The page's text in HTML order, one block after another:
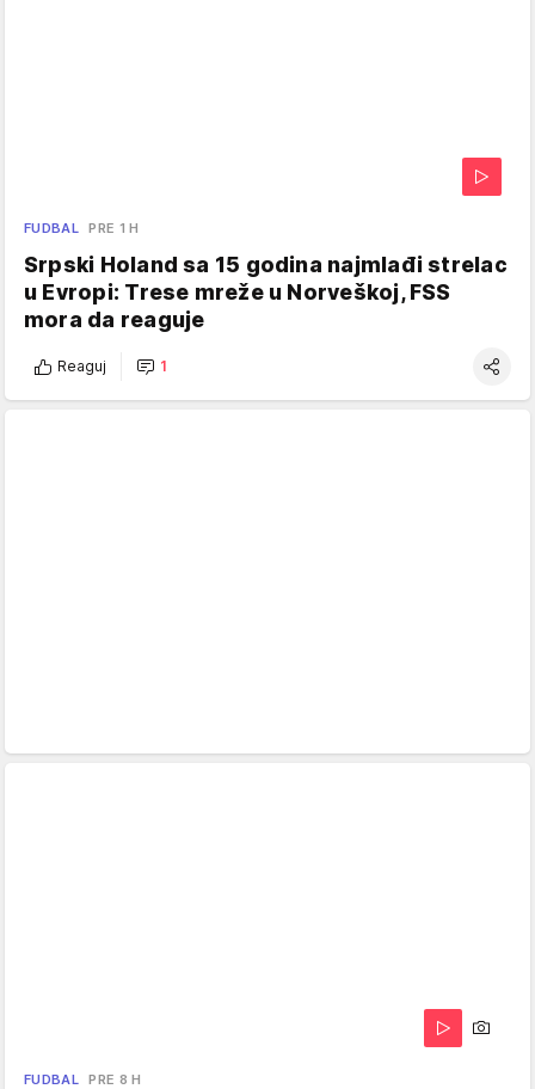
FUDBAL PRE 1 H
Srpski Holand sa 15 godina najmlađi strelac
u Evropi: Trese mreže u Norveškoj, FSS
mora da reaguje
Reaguj 1
FUDBAL PRE 8 H